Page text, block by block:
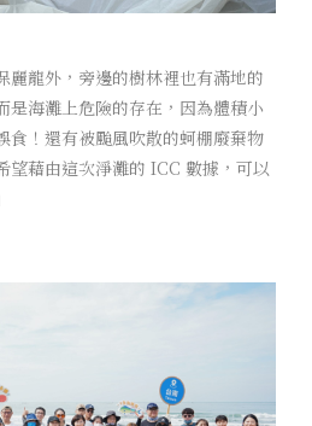
麗龍外，旁邊的樹林裡也有滿地的
是海灘上危險的存在，因為體積小
食！還有被颱風吹散的蚵棚廢棄物
望藉由這次淨灘的 ICC 數據，可以